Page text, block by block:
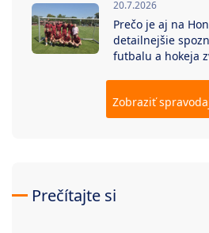
20.7.2026
Prečo je aj na
detailnejšie
futbalu a hokeja
Zobraziť
Prečítajte si